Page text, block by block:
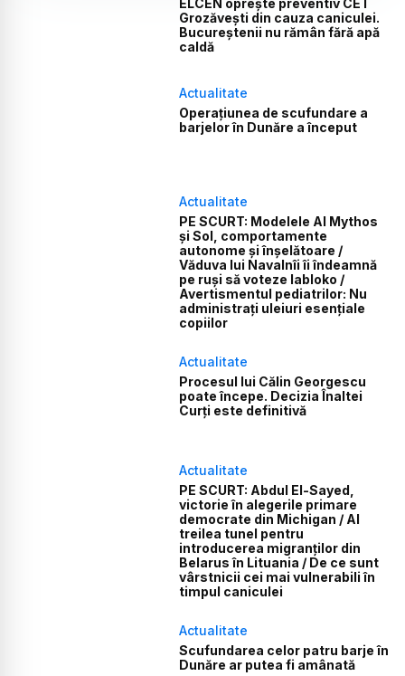
ELCEN oprește preventiv CET
Grozăvești din cauza caniculei.
Bucureștenii nu rămân fără apă
caldă
Actualitate
Operațiunea de scufundare a
barjelor în Dunăre a început
Actualitate
PE SCURT: Modelele AI Mythos
și Sol, comportamente
autonome și înșelătoare /
Văduva lui Navalnîi îi îndeamnă
pe ruși să voteze Iabloko /
Avertismentul pediatrilor: Nu
administrați uleiuri esențiale
copiilor
Actualitate
Procesul lui Călin Georgescu
poate începe. Decizia Înaltei
Curți este definitivă
Actualitate
PE SCURT: Abdul El-Sayed,
victorie în alegerile primare
democrate din Michigan / Al
treilea tunel pentru
introducerea migranților din
Belarus în Lituania / De ce sunt
vârstnicii cei mai vulnerabili în
timpul caniculei
Actualitate
Scufundarea celor patru barje în
Dunăre ar putea fi amânată